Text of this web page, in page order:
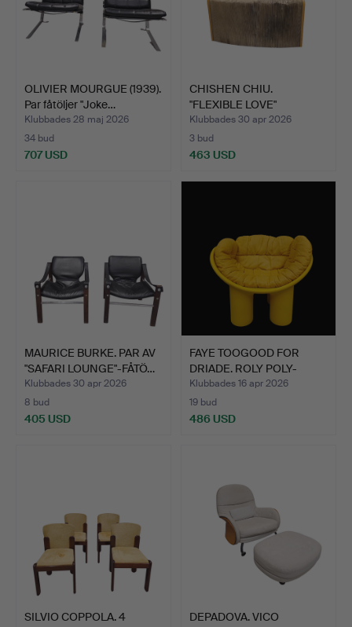
OLIVIER MOURGUE (1939).
Par fåtöljer "Joke…
Klubbades 28 maj 2026
34 bud
707 USD
CHISHEN CHIU.
"FLEXIBLE LOVE"
EXPANDERBAR …
Klubbades 30 apr 2026
3 bud
463 USD
MAURICE BURKE. PAR AV
"SAFARI LOUNGE"-FÅTÖ…
Klubbades 30 apr 2026
8 bud
405 USD
FAYE TOOGOOD FOR
DRIADE. ROLY POLY-
FÅTÖLJ,…
Klubbades 16 apr 2026
19 bud
486 USD
SILVIO COPPOLA. 4
DEPADOVA. VICO